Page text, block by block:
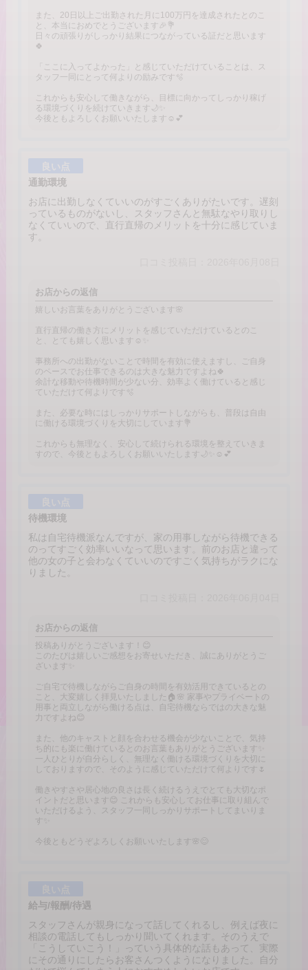
また、20日以上ご出勤された月に100万円を達成されたとのこ
と、本当におめでとうございます🎉💐
日々の頑張りがしっかり結果につながっている証だと思います
🍀
「ここに入ってよかった」と感じていただけていることは、ス
タッフ一同にとって何よりの励みです🫧
これからも安心して働きながら、目標に向かってしっかり稼げ
る環境づくりを続けていきます🌙✨
今後ともよろしくお願いいたします☺️💕
良い点
通勤環境
お店に出勤しなくていいのがすごくありがたいです。遅刻
っているものがないし、スタッフさんと無駄なやり取りし
なくていいので、直行直帰のメリットを十分に感じていま
す。
お店からの返信
嬉しいお言葉をありがとうございます🌸
直行直帰の働き方にメリットを感じていただけているとのこ
と、とても嬉しく思います☺️✨
事務所への出勤がないことで時間を有効に使えますし、ご自身
のペースでお仕事できるのは大きな魅力ですよね🍀
余計な移動や待機時間が少ない分、効率よく働けていると感じ
ていただけて何よりです🫧
また、必要な時にはしっかりサポートしながらも、普段は自由
に働ける環境づくりを大切にしています💐
これからも無理なく、安心して続けられる環境を整えていきま
すので、今後ともよろしくお願いいたします🌙✨☺️💕
待機環境
私は自宅待機派なんですが、家の用事しながら待機できる
のってすごく効率いいなって思います。前のお店と違って
他の女の子と会わなくていいのですごく気持ちがラクにな
りました。
お店からの返信
投稿ありがとうございます！😊
このたびは嬉しいご感想をお寄せいただき、誠にありがとうご
ざいます✨
ご自宅で待機しながらご自身の時間を有効活用できているとの
こと、大変嬉しく拝見いたしました🏠🌸 家事やプライベートの
用事と両立しながら働ける点は、自宅待機ならではの大きな魅
力ですよね😊
また、他のキャストと顔を合わせる機会が少ないことで、気持
ち的にも楽に働けているとのお言葉もありがとうございます✨
一人ひとりが自分らしく、無理なく働ける環境づくりを大切に
しておりますので、そのように感じていただけて何よりです🌷
働きやすさや居心地の良さは長く続けるうえでとても大切なポ
イントだと思います😊 これからも安心してお仕事に取り組んで
いただけるよう、スタッフ一同しっかりサポートしてまいりま
す✨
今後ともどうぞよろしくお願いいたします🌸😊
給与/報酬/待遇
スタッフさんが親身になって話してくれるし、例えば夜に
相談の電話してもしっかり聞いてくれます。そのうえで
「こうしていこう！」っていう具体的な話もあって、実際
にその通りにしたらお客さんつくようになりました。自分